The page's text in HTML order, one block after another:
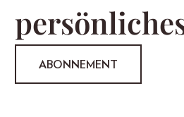
ABONNEMENT